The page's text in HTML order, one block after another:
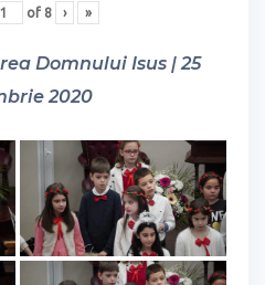
of 8 › »
Domnului Isus | 25
2020